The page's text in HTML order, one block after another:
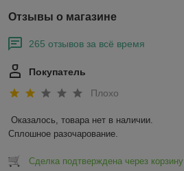
Отзывы о магазине
265 отзывов за всё время
Покупатель
Плохо
Оказалось, товара нет в наличии.
Сплошное разочарование.
Сделка подтверждена через корзину